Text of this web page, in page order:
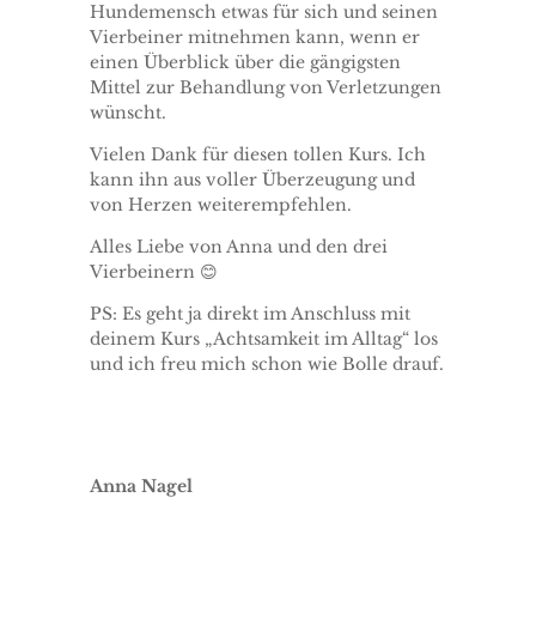
Hundemensch etwas für sich und seinen
Vierbeiner mitnehmen kann, wenn er
einen Überblick über die gängigsten
Mittel zur Behandlung von Verletzungen
wünscht.
Vielen Dank für diesen tollen Kurs. Ich
kann ihn aus voller Überzeugung und
von Herzen weiterempfehlen.
Alles Liebe von Anna und den drei
Vierbeinern 😊
PS: Es geht ja direkt im Anschluss mit
deinem Kurs „Achtsamkeit im Alltag“ los
und ich freu mich schon wie Bolle drauf.
Anna Nagel